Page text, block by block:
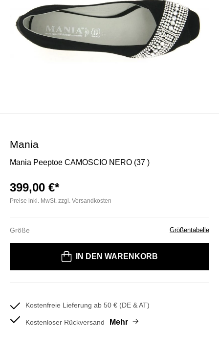
Mania
Mania Peeptoe CAMOSCIO NERO (37 )
399,00 €*
Preise inkl. MwSt. zzgl. Versandkosten
Größe Größentabelle
IN DEN WARENKORB
Kostenfreie Lieferung ab 50 € (DE & AT)
Kostenloser Rückversand Mehr